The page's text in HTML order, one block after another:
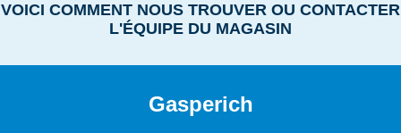
VOICI COMMENT NOUS TROUVER OU CONTACTER
L'ÉQUIPE DU MAGASIN
Gasperich